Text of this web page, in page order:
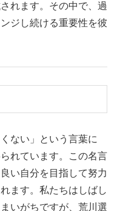
れます。その中で、過
ジし続ける重要性を彼
ない」という言葉に
れています。この名言
い自分を目指して努力
ます。私たちはしばし
いがちですが、荒川選